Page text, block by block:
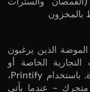
بالمخزون
الذين يرغبون
الخاصة أو
إطلاق خط ملابس برسومات فريدة. باستخدام Printify،
- عندما يأتي